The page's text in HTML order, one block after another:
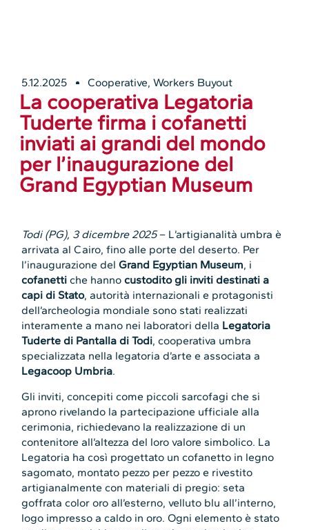
5.12.2025 Cooperative,Workers Buyout
La cooperativa Legatoria
Tuderte firma i cofanetti
inviati ai grandi del mondo
per l’inaugurazione del
Grand Egyptian Museum
Todi (PG), 3 dicembre 2025– L’artigianalità umbra è
arrivata al Cairo, fino alle porte del deserto. Per
l’inaugurazione delGrand Egyptian Museum, i
cofanetti che hannocustodito gli inviti destinati a
capi di Stato, autorità internazionali e protagonisti
dell’archeologia mondiale sono stati realizzati
interamente a mano nei laboratori della Legatoria
Tuderte di Pantalla di Todi, cooperativa umbra
specializzata nella legatoria d’arte e associata a
Legacoop Umbria.
Gli inviti, concepiti come piccoli sarcofagi che si
aprono rivelando la partecipazione ufficiale alla
cerimonia, richiedevano la realizzazione di un
contenitore all’altezza del loro valore simbolico. La
Legatoria ha così progettato un cofanetto in legno
sagomato, montato pezzo per pezzo e rivestito
artigianalmente con materiali di pregio: seta
goffrata color oro all’esterno, velluto blu all’interno,
logo impresso a caldo in oro. Ogni elemento è stato